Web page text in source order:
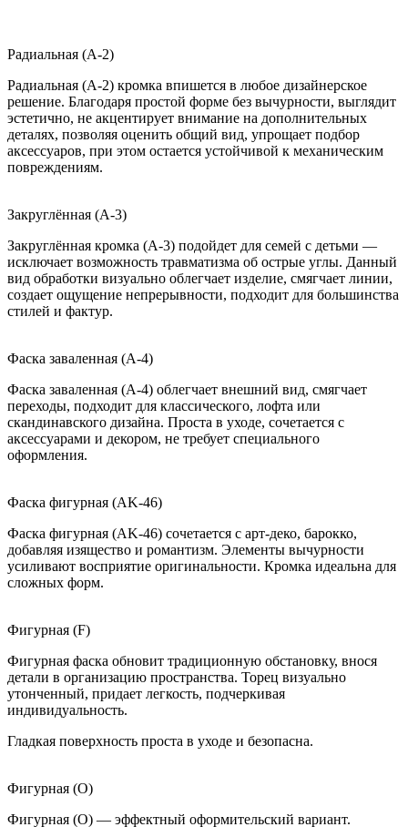
Радиальная (A-2)
Радиальная (A-2) кромка впишется в любое дизайнерское
решение. Благодаря простой форме без вычурности, выглядит
эстетично, не акцентирует внимание на дополнительных
деталях, позволяя оценить общий вид, упрощает подбор
аксессуаров, при этом остается устойчивой к механическим
повреждениям.
Закруглённая (A-3)
Закруглённая кромка (A-3) подойдет для семей с детьми —
исключает возможность травматизма об острые углы. Данный
вид обработки визуально облегчает изделие, смягчает линии,
создает ощущение непрерывности, подходит для большинства
стилей и фактур.
Фаска заваленная (A-4)
Фаска заваленная (A-4) облегчает внешний вид, смягчает
переходы, подходит для классического, лофта или
скандинавского дизайна. Проста в уходе, сочетается с
аксессуарами и декором, не требует специального
оформления.
Фаска фигурная (AK-46)
Фаска фигурная (AK-46) сочетается с арт-деко, барокко,
добавляя изящество и романтизм. Элементы вычурности
усиливают восприятие оригинальности. Кромка идеальна для
сложных форм.
Фигурная (F)
Фигурная фаска обновит традиционную обстановку, внося
детали в организацию пространства. Торец визуально
утонченный, придает легкость, подчеркивая
индивидуальность.
Гладкая поверхность проста в уходе и безопасна.
Фигурная (O)
Фигурная (O) — эффектный оформительский вариант.